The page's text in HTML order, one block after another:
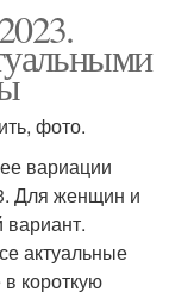
фото.
вариации
Для женщин и
актуальные
короткую